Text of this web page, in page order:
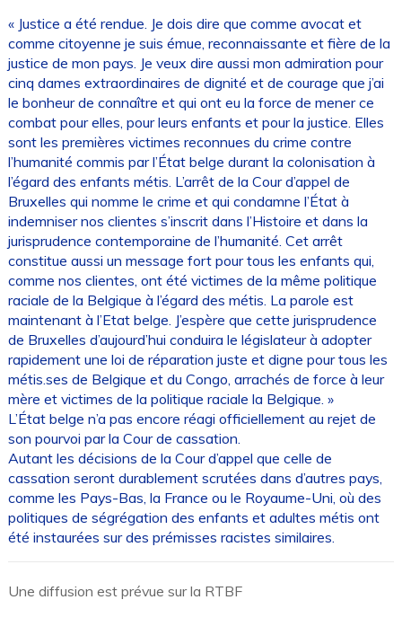
« Justice a été rendue. Je dois dire que comme avocat et
comme citoyenne je suis émue, reconnaissante et fière de la
justice de mon pays. Je veux dire aussi mon admiration pour
cinq dames extraordinaires de dignité et de courage que j’ai
le bonheur de connaître et qui ont eu la force de mener ce
combat pour elles, pour leurs enfants et pour la justice. Elles
sont les premières victimes reconnues du crime contre
l’humanité commis par l’État belge durant la colonisation à
l’égard des enfants métis. L’arrêt de la Cour d’appel de
Bruxelles qui nomme le crime et qui condamne l’État à
indemniser nos clientes s’inscrit dans l’Histoire et dans la
jurisprudence contemporaine de l’humanité. Cet arrêt
constitue aussi un message fort pour tous les enfants qui,
comme nos clientes, ont été victimes de la même politique
raciale de la Belgique à l’égard des métis. La parole est
maintenant à l’Etat belge. J’espère que cette jurisprudence
de Bruxelles d’aujourd’hui conduira le législateur à adopter
rapidement une loi de réparation juste et digne pour tous les
métis.ses de Belgique et du Congo, arrachés de force à leur
mère et victimes de la politique raciale la Belgique. »
L’État belge n’a pas encore réagi officiellement au rejet de
son pourvoi par la Cour de cassation.
Autant les décisions de la Cour d’appel que celle de
cassation seront durablement scrutées dans d’autres pays,
comme les Pays-Bas, la France ou le Royaume-Uni, où des
politiques de ségrégation des enfants et adultes métis ont
été instaurées sur des prémisses racistes similaires.
Une diffusion est prévue sur la RTBF